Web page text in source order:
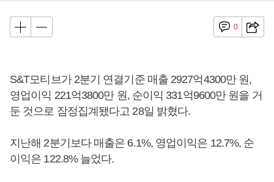
0
S&T모티브가 2분기 연결기준 매출 2927억4300만 원,
영업이익 221억3800만 원, 순이익 331억9600만 원을 거
둔 것으로 잠정집계됐다고 28일 밝혔다.
지난해 2분기보다 매출은 6.1%, 영업이익은 12.7%, 순
이익은 122.8% 늘었다.